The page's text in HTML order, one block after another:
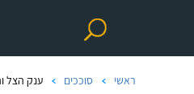
ראשי סוככים ענק הצל